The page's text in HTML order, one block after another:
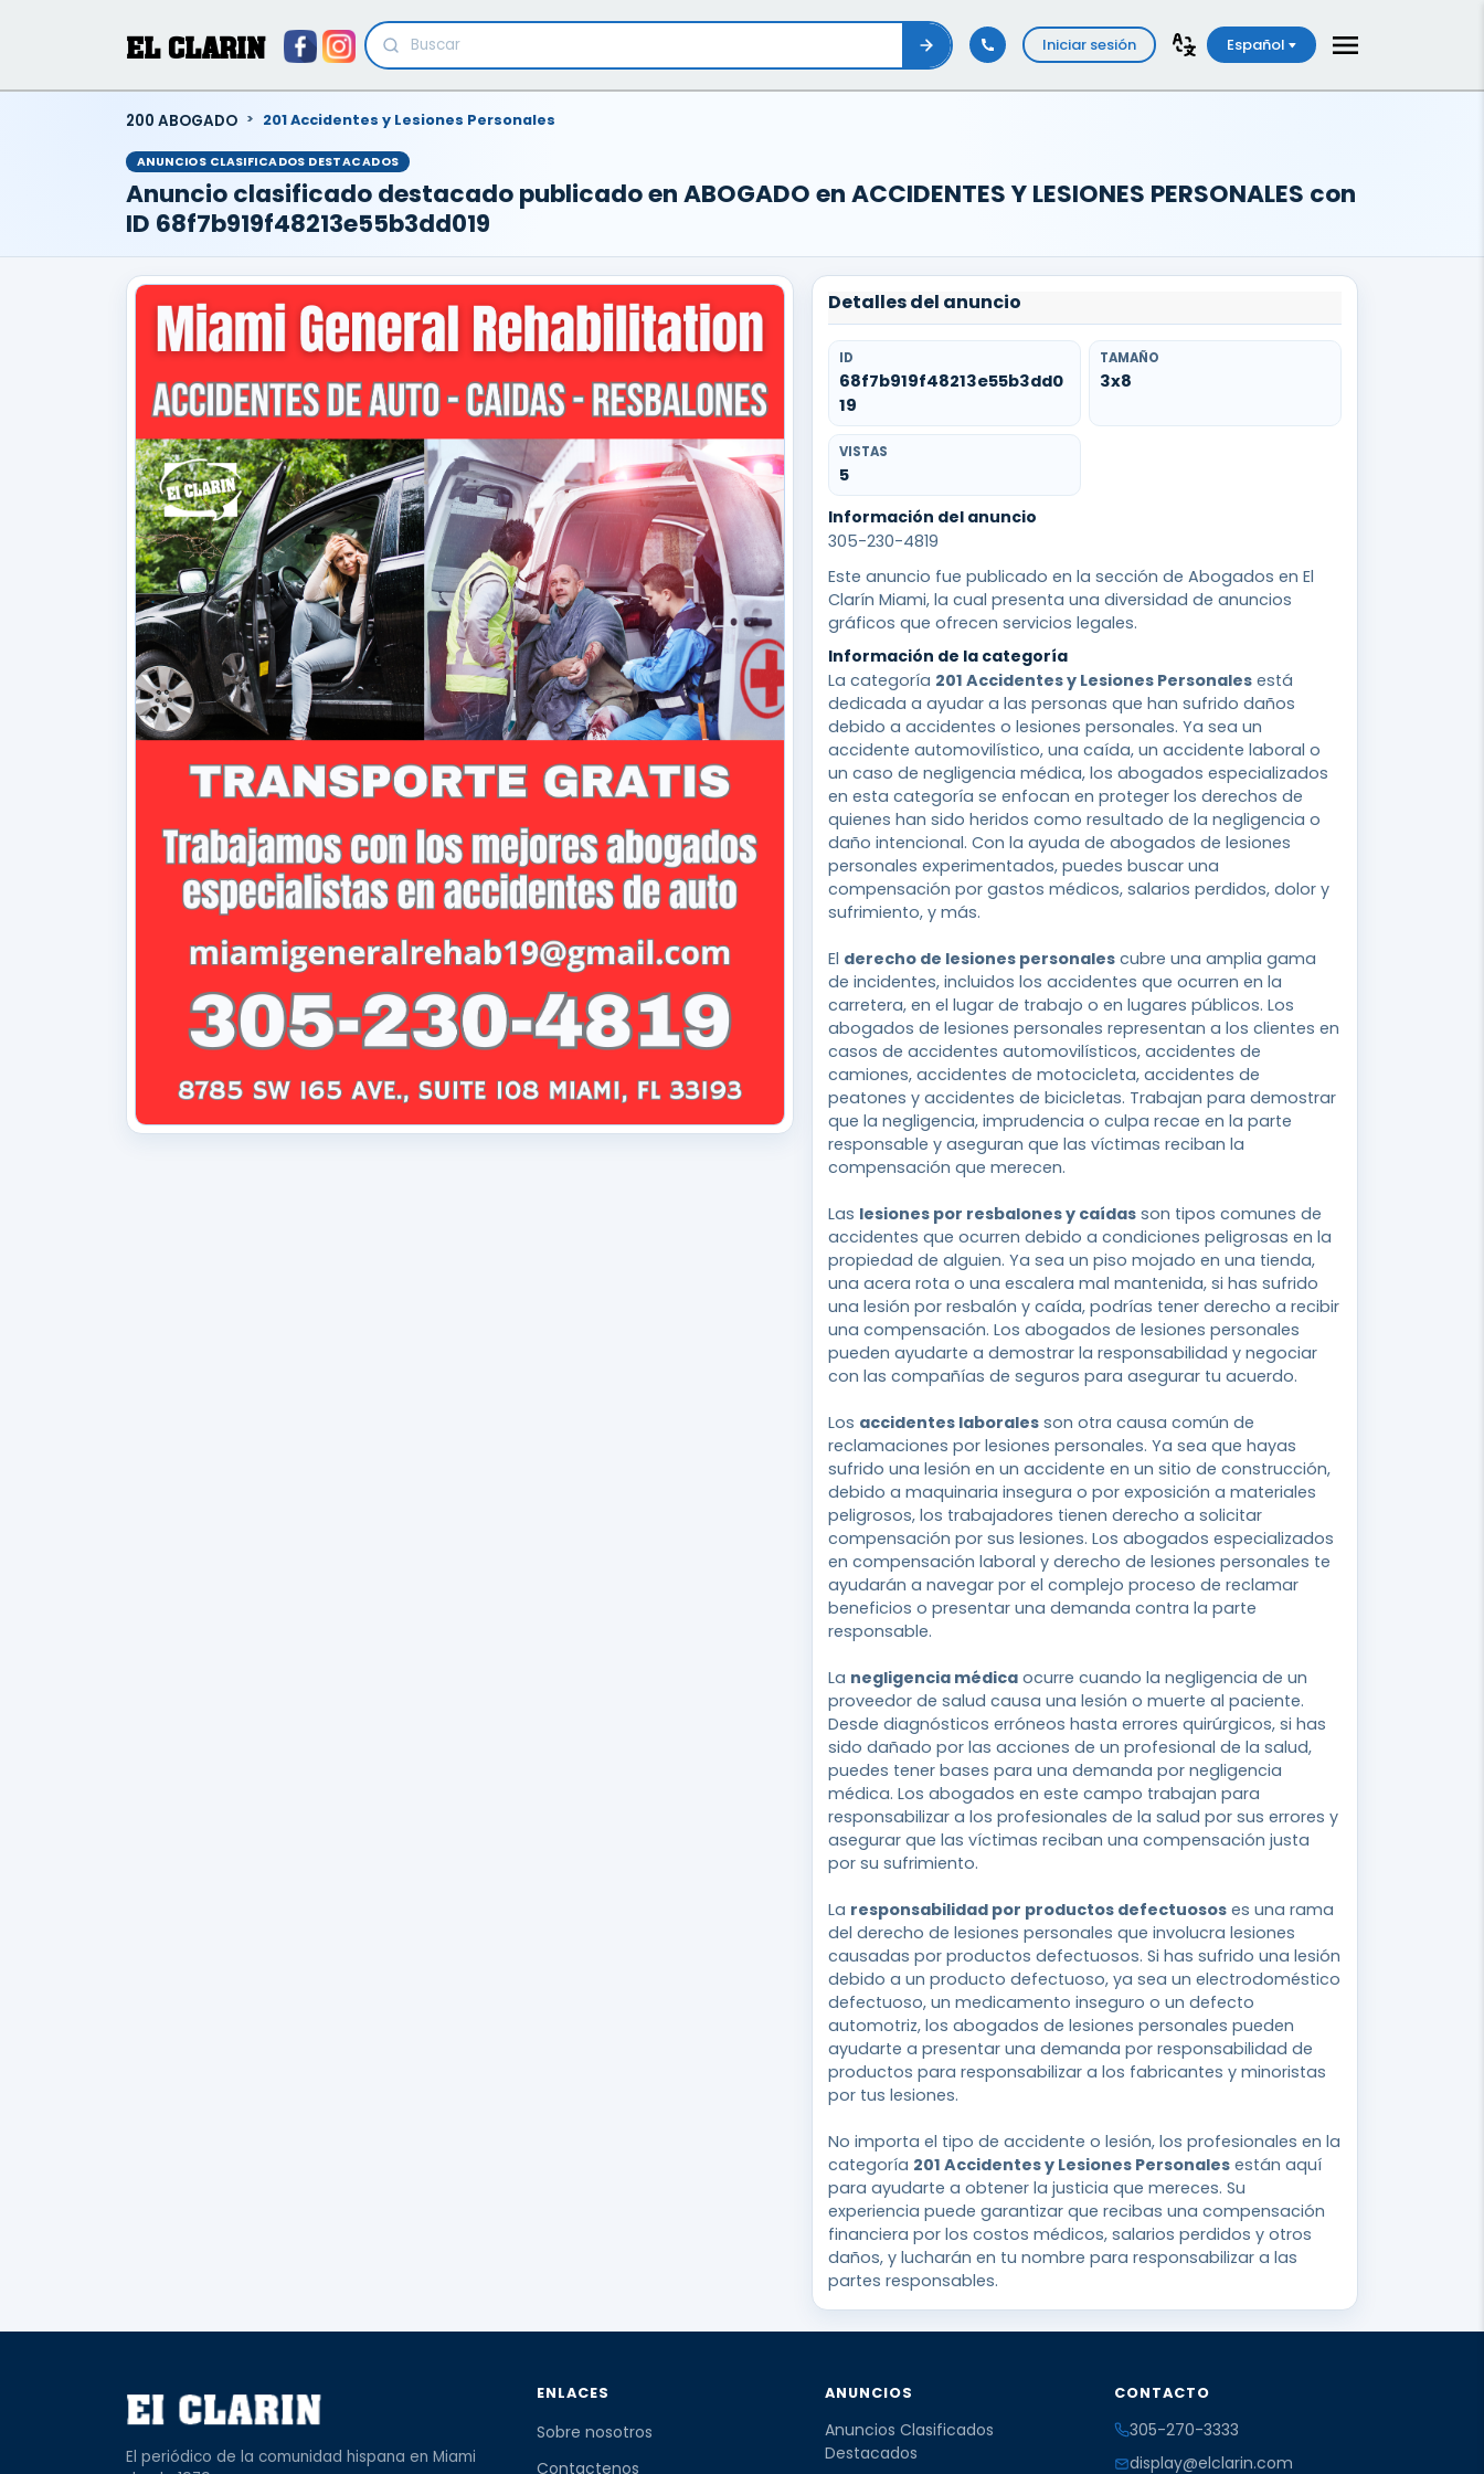
EL CLARIN Iniciar sesión Español
200 ABOGADO 201 Accidentes y Lesiones Personales
ANUNCIOS CLASIFICADOS DESTACADOS
Anuncio clasificado destacado publicado en ABOGADO en ACCIDENTES Y LESIONES PERSONALES con
ID 68f7b919f48213e55b3dd019
Detalles del anuncio
ID
68f7b919f48213e55b3dd0
19
TAMAÑO
3x8
VISTAS
5
Información del anuncio
305-230-4819
Este anuncio fue publicado en la sección de Abogados en El
Clarín Miami, la cual presenta una diversidad de anuncios
gráficos que ofrecen servicios legales.
Información de la categoría
La categoría 201 Accidentes y Lesiones Personales está
dedicada a ayudar a las personas que han sufrido daños
debido a accidentes o lesiones personales. Ya sea un
accidente automovilístico, una caída, un accidente laboral o
un caso de negligencia médica, los abogados especializados
en esta categoría se enfocan en proteger los derechos de
quienes han sido heridos como resultado de la negligencia o
daño intencional. Con la ayuda de abogados de lesiones
personales experimentados, puedes buscar una
compensación por gastos médicos, salarios perdidos, dolor y
sufrimiento, y más.
El derecho de lesiones personales cubre una amplia gama
de incidentes, incluidos los accidentes que ocurren en la
carretera, en el lugar de trabajo o en lugares públicos. Los
abogados de lesiones personales representan a los clientes en
casos de accidentes automovilísticos, accidentes de
camiones, accidentes de motocicleta, accidentes de
peatones y accidentes de bicicletas. Trabajan para demostrar
que la negligencia, imprudencia o culpa recae en la parte
responsable y aseguran que las víctimas reciban la
compensación que merecen.
Las lesiones por resbalones y caídas son tipos comunes de
accidentes que ocurren debido a condiciones peligrosas en la
propiedad de alguien. Ya sea un piso mojado en una tienda,
una acera rota o una escalera mal mantenida, si has sufrido
una lesión por resbalón y caída, podrías tener derecho a recibir
una compensación. Los abogados de lesiones personales
pueden ayudarte a demostrar la responsabilidad y negociar
con las compañías de seguros para asegurar tu acuerdo.
Los accidentes laborales son otra causa común de
reclamaciones por lesiones personales. Ya sea que hayas
sufrido una lesión en un accidente en un sitio de construcción,
debido a maquinaria insegura o por exposición a materiales
peligrosos, los trabajadores tienen derecho a solicitar
compensación por sus lesiones. Los abogados especializados
en compensación laboral y derecho de lesiones personales te
ayudarán a navegar por el complejo proceso de reclamar
beneficios o presentar una demanda contra la parte
responsable.
La negligencia médica ocurre cuando la negligencia de un
proveedor de salud causa una lesión o muerte al paciente.
Desde diagnósticos erróneos hasta errores quirúrgicos, si has
sido dañado por las acciones de un profesional de la salud,
puedes tener bases para una demanda por negligencia
médica. Los abogados en este campo trabajan para
responsabilizar a los profesionales de la salud por sus errores y
asegurar que las víctimas reciban una compensación justa
por su sufrimiento.
La responsabilidad por productos defectuosos es una rama
del derecho de lesiones personales que involucra lesiones
causadas por productos defectuosos. Si has sufrido una lesión
debido a un producto defectuoso, ya sea un electrodoméstico
defectuoso, un medicamento inseguro o un defecto
automotriz, los abogados de lesiones personales pueden
ayudarte a presentar una demanda por responsabilidad de
productos para responsabilizar a los fabricantes y minoristas
por tus lesiones.
No importa el tipo de accidente o lesión, los profesionales en la
categoría 201 Accidentes y Lesiones Personales están aquí
para ayudarte a obtener la justicia que mereces. Su
experiencia puede garantizar que recibas una compensación
financiera por los costos médicos, salarios perdidos y otros
daños, y lucharán en tu nombre para responsabilizar a las
partes responsables.
El periódico de la comunidad hispana en Miami
ENLACES
Sobre nosotros
Contactenos
ANUNCIOS
Anuncios Clasificados
Destacados
CONTACTO
305-270-3333
display@elclarin.com